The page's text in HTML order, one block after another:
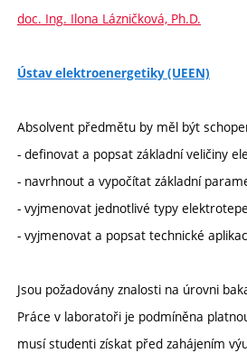
doc. Ing. Ilona Lázničková, Ph.D.
Ústav elektroenergetiky (UEEN)
Absolvent předmětu by měl být
- definovat a popsat základní veličiny
- navrhnout a vypočítat základní
- vyjmenovat jednotlivé typy
- vyjmenovat a popsat technické
Jsou požadovány znalosti na úrovni
Práce v laboratoři je podmíněna
musí studenti získat před zahájením